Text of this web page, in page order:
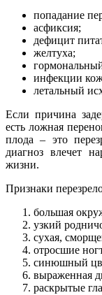
попадание
асфиксия;
дефицит
желтуха;
инфекции
летальный
Если причина
есть ложная
плода – это
диагноз влечет
жизни.
Признаки
большая
узкий
сухая,
отросшие
синюшный
выраженная
раскрытые